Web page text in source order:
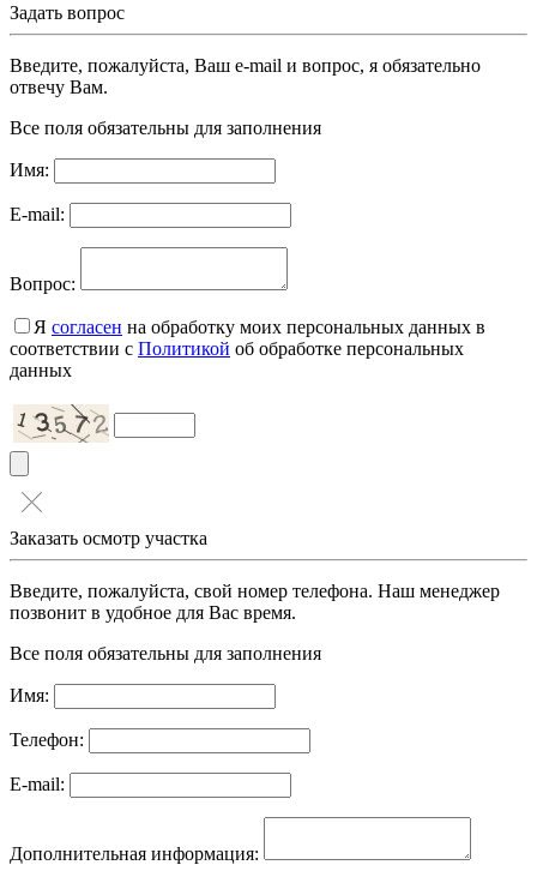
Задать вопрос
Введите, пожалуйста, Ваш e-mail и вопрос, я обязательно
отвечу Вам.
Все поля обязательны для заполнения
Имя:
E-mail:
Вопрос:
Я согласен на обработку моих персональных данных в
соответствии с Политикой об обработке персональных
данных
Заказать осмотр участка
Введите, пожалуйста, свой номер телефона. Наш менеджер
позвонит в удобное для Вас время.
Все поля обязательны для заполнения
Имя:
Телефон:
E-mail:
Дополнительная информация: